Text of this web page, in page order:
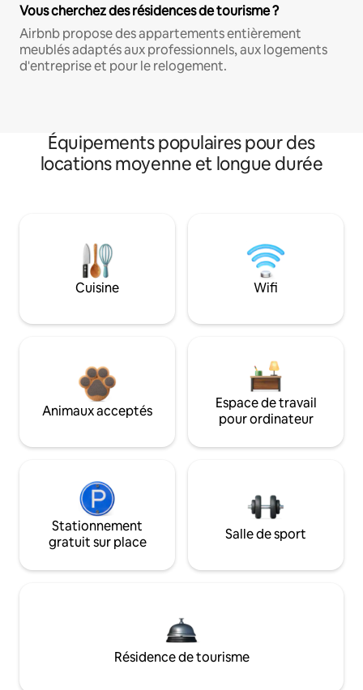
Vous cherchez des résidences de tourisme ?
Airbnb propose des appartements entièrement
meublés adaptés aux professionnels, aux logements
d'entreprise et pour le relogement.
Équipements populaires pour des
locations moyenne et longue durée
Cuisine Wifi
Animaux acceptés
Espace de travail
pour ordinateur
Stationnement
gratuit sur place
Salle de sport
Résidence de tourisme